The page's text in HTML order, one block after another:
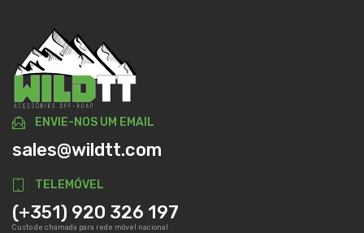
ENVIE-NOS UM EMAIL
sales@wildtt.com
TELEMÓVEL
(+351) 920 326 197
Custo de chamada para rede móvel nacional